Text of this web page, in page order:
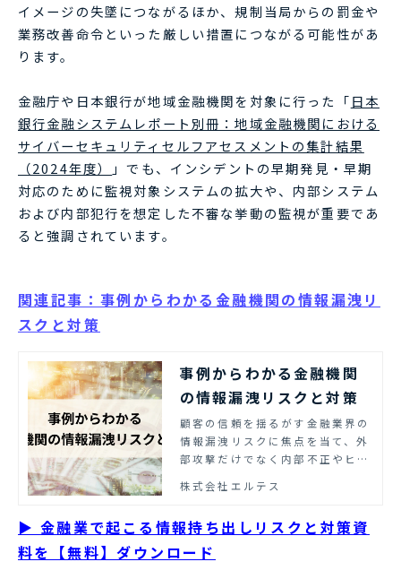
イメージの失墜につながるほか、規制当局からの罰金や
業務改善命令といった厳しい措置につながる可能性があ
ります。
金融庁や日本銀行が地域金融機関を対象に行った「日本
銀行金融システムレポート別冊：地域金融機関における
サイバーセキュリティセルフアセスメントの集計結果
（2024年度）
」でも、インシデントの早期発見・早期
対応のために監視対象システムの拡大や、内部システム
および内部犯行を想定した不審な挙動の監視が重要であ
ると強調されています。
関連記事：事例からわかる金融機関の情報漏洩リ
スクと対策
事例からわかる金融機関
の情報漏洩リスクと対策
顧客の信頼を揺るがす金融業界の
情報漏洩リスクに焦点を当て、外
部攻撃だけでなく内部不正やヒュ
も交えながら、その実態と効果的
株式会社エルテス
▶ 金融業で起こる情報持ち出しリスクと対策資
料を【無料】ダウンロード